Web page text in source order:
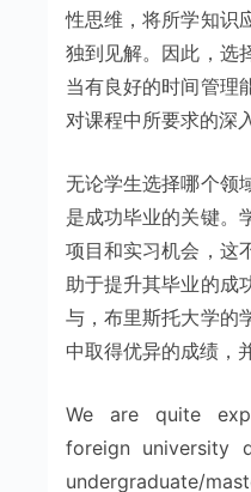
性思维，将所学知识
独到见解。因此，选
当有良好的时间管理
对课程中所要求的深
无论学生选择哪个领
是成功毕业的关键。
项目和实习机会，这
助于提升其毕业的成
与，布里斯托大学的
中取得优异的成绩，
We are quite
foreign university